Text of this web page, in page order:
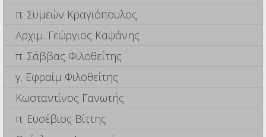
π. Συμεών Κραγιόπουλος
Αρχιμ. Γεώργιος Καψάνης
π. Σάββας Φιλοθεΐτης
γ. Εφραίμ Φιλοθεΐτης
Κωσταντίνος Γανωτής
π. Ευσέβιος Βίττης